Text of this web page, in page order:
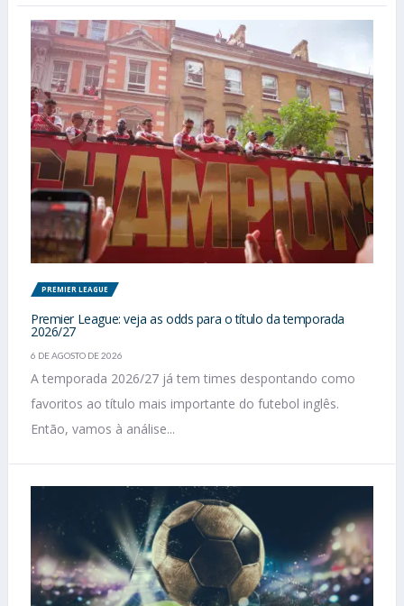
PREMIER LEAGUE
Premier League: veja as odds para o título da temporada
2026/27
6 DE AGOSTO DE 2026
A temporada 2026/27 já tem times despontando como
favoritos ao título mais importante do futebol inglês.
Então, vamos à análise...